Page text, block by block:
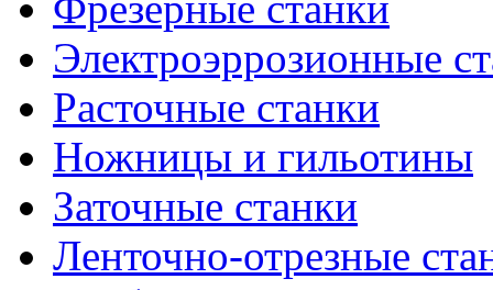
Электроэррозионные
Расточные станки
Ножницы и гильотины
Заточные станки
Ленточно-отрезные